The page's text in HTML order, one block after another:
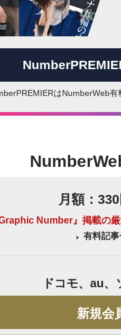
はNumberWeb有
月額：330
Number』掲載の
有料記
ドコモ、au
新規会